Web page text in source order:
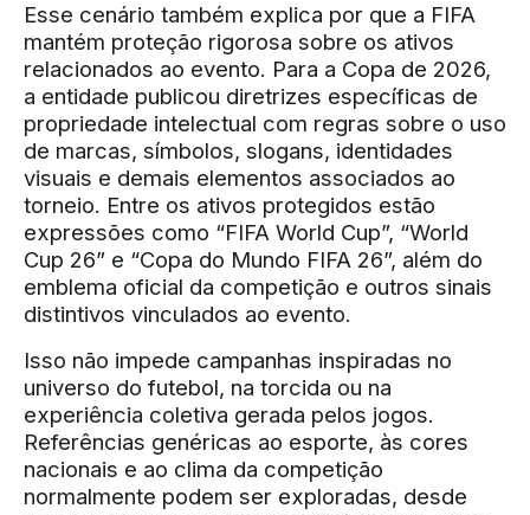
Esse cenário também explica por que a FIFA
mantém proteção rigorosa sobre os ativos
relacionados ao evento. Para a Copa de 2026,
a entidade publicou diretrizes específicas de
propriedade intelectual com regras sobre o uso
de marcas, símbolos, slogans, identidades
visuais e demais elementos associados ao
torneio. Entre os ativos protegidos estão
expressões como “FIFA World Cup”, “World
Cup 26” e “Copa do Mundo FIFA 26”, além do
emblema oficial da competição e outros sinais
distintivos vinculados ao evento.
Isso não impede campanhas inspiradas no
universo do futebol, na torcida ou na
experiência coletiva gerada pelos jogos.
Referências genéricas ao esporte, às cores
nacionais e ao clima da competição
normalmente podem ser exploradas, desde